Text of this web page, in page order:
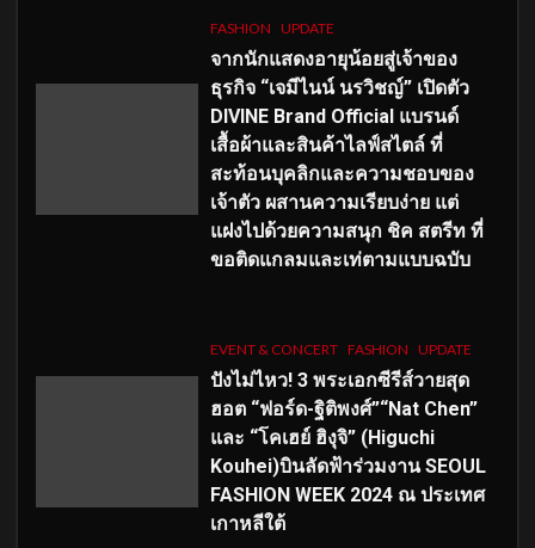
FASHION UPDATE
จากนักแสดงอายุน้อยสู่เจ้าของ
ธุรกิจ “เจมีไนน์ นรวิชญ์” เปิดตัว
DIVINE Brand Official แบรนด์
เสื้อผ้าและสินค้าไลฟ์สไตล์ ที่
สะท้อนบุคลิกและความชอบของ
เจ้าตัว ผสานความเรียบง่าย แต่
แฝงไปด้วยความสนุก ชิค สตรีท ที่
ขอติดแกลมและเท่ตามแบบฉบับ
EVENT & CONCERT FASHION UPDATE
ปังไม่ไหว! 3 พระเอกซีรีส์วายสุด
ฮอต “ฟอร์ด-ฐิติพงศ์”“Nat Chen”
และ “โคเฮย์ ฮิงุจิ” (Higuchi
Kouhei)บินลัดฟ้าร่วมงาน SEOUL
FASHION WEEK 2024 ณ ประเทศ
เกาหลีใต้